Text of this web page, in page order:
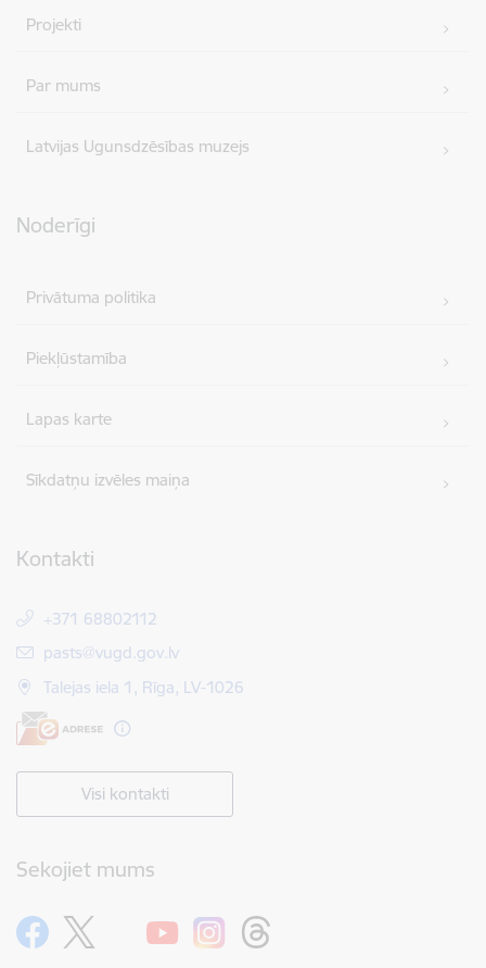
Projekti
Par mums
Latvijas Ugunsdzēsības muzejs
Noderīgi
Privātuma politika
Piekļūstamība
Lapas karte
Sīkdatņu izvēles maiņa
Kontakti
+371 68802112
E-pasts:
pasts@vugd.gov.lv
Talejas iela 1, Rīga, LV-1026
Visi kontakti
Sekojiet mums